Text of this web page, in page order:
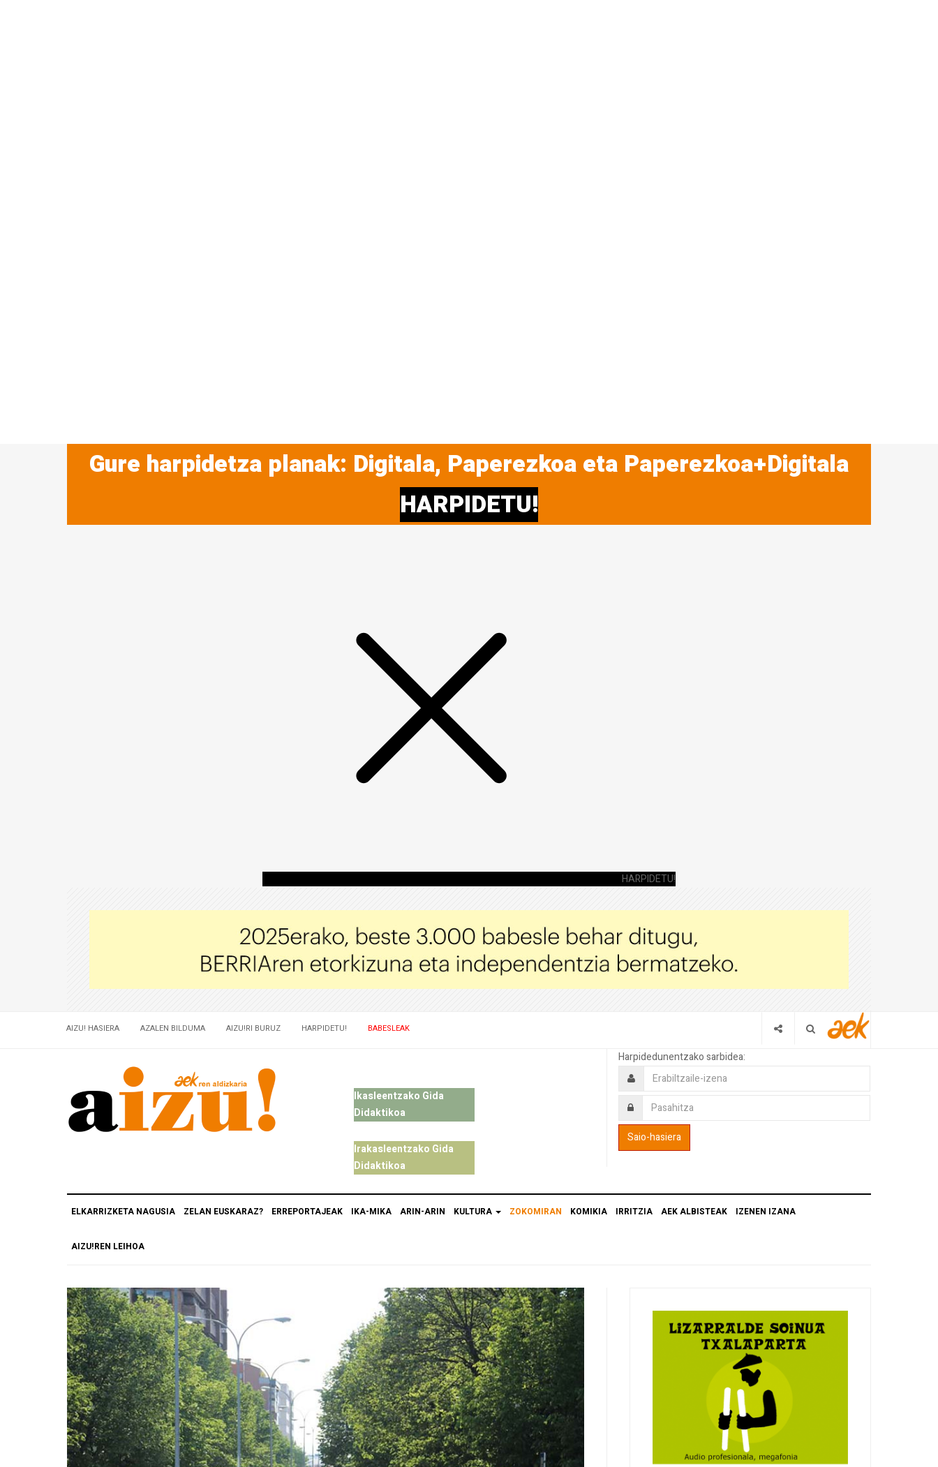
Gure harpidetza planak: Digitala, Paperezkoa eta Paperezkoa+Digitala
HARPIDETU!
HARPIDETU!
AIZU! HASIERA AZALEN BILDUMA AIZU!RI BURUZ HARPIDETU! BABESLEAK
Ikasleentzako Gida
Didaktikoa
Irakasleentzako Gida
Didaktikoa
Harpidedunentzako sarbidea:
ELKARRIZKETA NAGUSIA ZELAN EUSKARAZ? ERREPORTAJEAK IKA-MIKA ARIN-ARIN KULTURA ZOKOMIRAN KOMIKIA IRRITZIA AEK ALBISTEAK IZENEN IZANA
AIZU!REN LEIHOA